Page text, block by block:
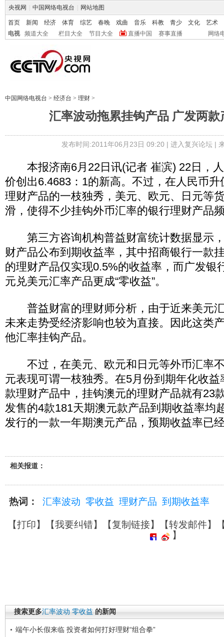
央视网 中国网络电视台 网站地图
首页 新闻 经济 体育 综艺 春晚 戏曲 音乐 科教 青少 文化
艺术
电视
频道大全 栏目大全 节目大全 直播中国 赛事直播 网络
中国网络电视台 > 经济台 > 理财 >
汇率波动拖累挂钩产品 广发两款
发布时间:2011年06月23日 09:20 | 进入复兴论坛|
本报济南6月22日讯(记者 崔滨) 22日，人
价创出6.4683：1的新高。不过，在人民币
理财产品的一枝独秀，美元、欧元、日元等
滑，使得不少挂钩外币汇率的银行理财产品
第三方咨询机构普益财富统计数据显示，
财产品公布到期收益率，其中招商银行一款
的理财产品仅实现0.5%的收益率，而广发银
元兑美元汇率产品更成“零收益”。
普益财富的理财师分析，由于近来美元
未来走势受经济影响也较为直接。因此这类
他汇率挂钩产品。
不过，在美元、欧元和日元等外币汇率
元表现可谓一枝独秀。在5月份到期年化收
款理财产品中，挂钩澳元的理财产品就有23
发售的4款181天期澳元款产品到期收益率均
发行的一款一年期澳元产品，预期收益率已
相关报道：
热词： 汇率波动 零收益 理财产品 到期收益率
【打印】【我要纠错】【复制链接】【转发邮件】
】
搜索更多汇率波动 零收益 的新闻
端午小长假来临 投资者如何打好理财“组合拳”